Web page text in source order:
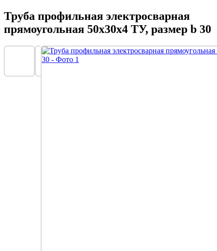
Труба профильная электросварная
прямоугольная 50х30х4 ТУ, размер b 30